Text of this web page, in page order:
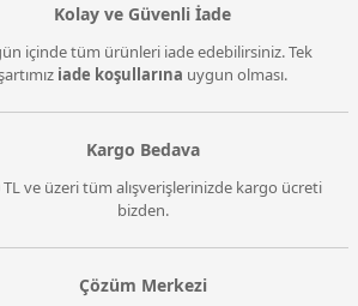
Kolay ve Güvenli İade
içinde tüm ürünleri iade edebilirsiniz. Tek
iade koşullarına uygun olması.
Kargo Bedava
TL ve üzeri tüm alışverişlerinizde kargo ücreti
bizden.
Çözüm Merkezi